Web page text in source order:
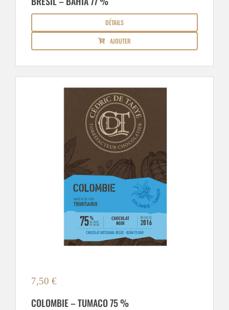
DÉTAILS
AJOUTER
7,50 €
COLOMBIE – TUMACO 75 %